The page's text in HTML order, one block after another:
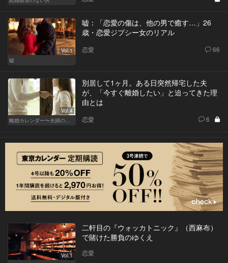
Vol.1
嘘
嘘：「恋愛の傷は、他の男で癒す…」26
歳・恋愛ジプシー女のリアル
恋愛 66
Vol.4
離婚カレンダー〜夫婦の正しい終わり方〜
別居して1ヶ月。ある日突然帰宅した夫
が、「今すぐ離婚したい」と迫ってきた理
由とは
恋愛 6
Vol.1
二軒目の『ウォッカトニック』（西麻布）
で賭けた勝負のゆくえ
恋愛